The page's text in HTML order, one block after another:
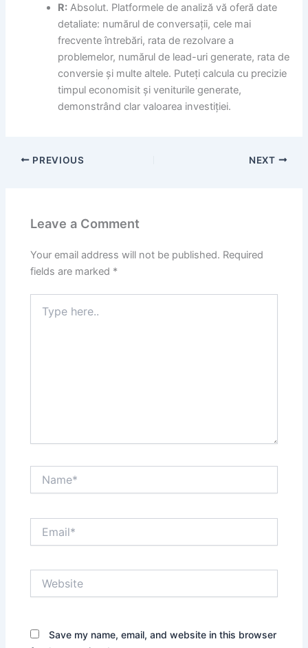
R: Absolut. Platformele de analiză vă oferă date
detaliate: numărul de conversații, cele mai
frecvente întrebări, rata de rezolvare a
problemelor, numărul de lead-uri generate, rata de
conversie și multe altele. Puteți calcula cu precizie
timpul economisit și veniturile generate,
demonstrând clar valoarea investiției.
PREVIOUS NEXT
Leave a Comment
Your email address will not be published. Required
fields are marked *
here..
Save my name, email, and website in this browser